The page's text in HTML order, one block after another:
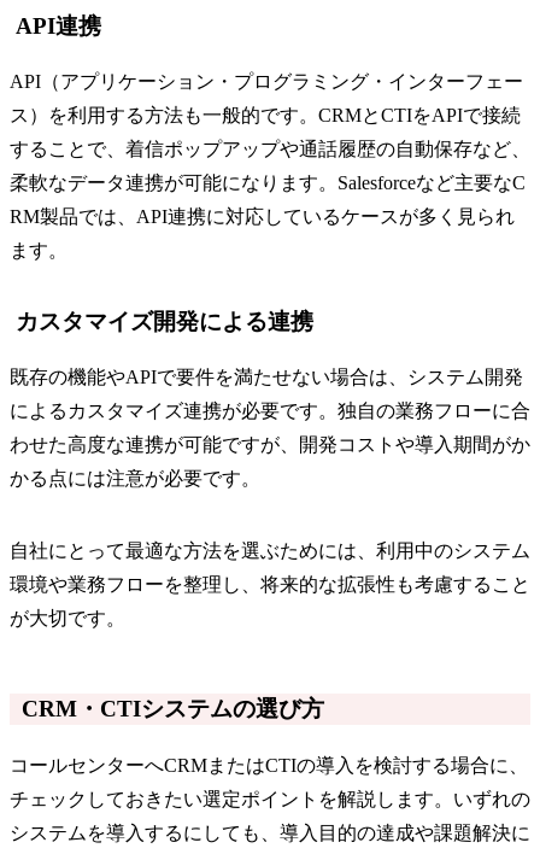
API連携
API（アプリケーション・プログラミング・インターフェー
ス）を利用する方法も一般的です。CRMとCTIをAPIで接続
することで、着信ポップアップや通話履歴の自動保存など、
柔軟なデータ連携が可能になります。Salesforceなど主要なC
RM製品では、API連携に対応しているケースが多く見られ
ます。
カスタマイズ開発による連携
既存の機能やAPIで要件を満たせない場合は、システム開発
によるカスタマイズ連携が必要です。独自の業務フローに合
わせた高度な連携が可能ですが、開発コストや導入期間がか
かる点には注意が必要です。
自社にとって最適な方法を選ぶためには、利用中のシステム
環境や業務フローを整理し、将来的な拡張性も考慮すること
が大切です。
CRM・CTIシステムの選び方
コールセンターへCRMまたはCTIの導入を検討する場合に、
チェックしておきたい選定ポイントを解説します。いずれの
システムを導入するにしても、導入目的の達成や課題解決に